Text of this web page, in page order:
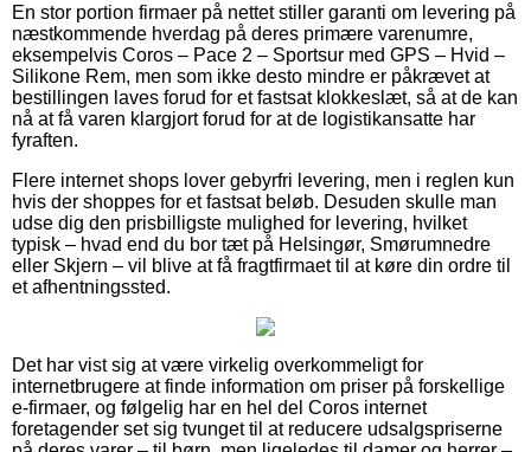
En stor portion firmaer på nettet stiller garanti om levering på
næstkommende hverdag på deres primære varenumre,
eksempelvis Coros – Pace 2 – Sportsur med GPS – Hvid –
Silikone Rem, men som ikke desto mindre er påkrævet at
bestillingen laves forud for et fastsat klokkeslæt, så at de kan
nå at få varen klargjort forud for at de logistikansatte har
fyraften.
Flere internet shops lover gebyrfri levering, men i reglen kun
hvis der shoppes for et fastsat beløb. Desuden skulle man
udse dig den prisbilligste mulighed for levering, hvilket
typisk – hvad end du bor tæt på Helsingør, Smørumnedre
eller Skjern – vil blive at få fragtfirmaet til at køre din ordre til
et afhentningssted.
Det har vist sig at være virkelig overkommeligt for
internetbrugere at finde information om priser på forskellige
e-firmaer, og følgelig har en hel del Coros internet
foretagender set sig tvunget til at reducere udsalgspriserne